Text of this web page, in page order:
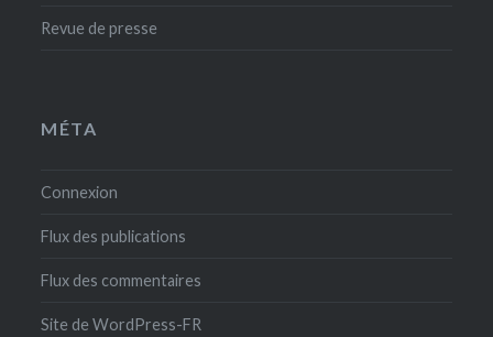
Revue de presse
MÉTA
Connexion
Flux des publications
Flux des commentaires
Site de WordPress-FR